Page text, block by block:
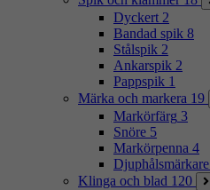
Dyckert 2
Bandad spik 8
Stålspik 2
Ankarspik 2
Pappspik 1
Märka och markera 19
Markörfärg 3
Snöre 5
Markörpenna 4
Djuphålsmärkare
Klinga och blad 120